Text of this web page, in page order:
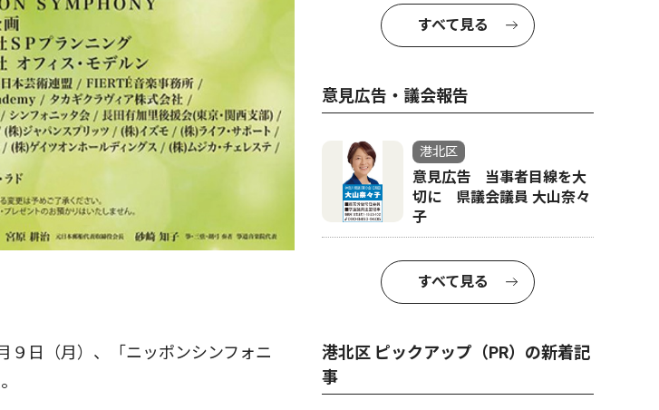
日（月）、「ニッポンシンフォニ
すべて見る
意見広告・議会報告
港北区
意見広告 当事者目線を大
切に 県議会議員 大山奈々
子
すべて見る
港北区 ピックアップ（PR）の新着記
事